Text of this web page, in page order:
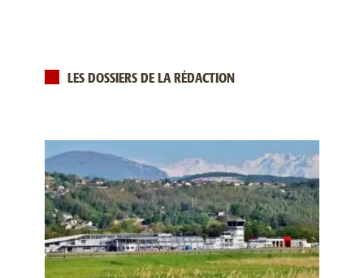
LES DOSSIERS DE LA RÉDACTION